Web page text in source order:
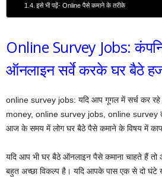
इसे भी पढ़ें- Online पैसे कमाने के तरीके
Online Survey Jobs:
ऑनलाइन सर्वे करके घर बैठे
online survey jobs: यदि आप गूगल में सर्च कर
money, online survey jobs, online survey
आज के समय में लोग घर बैठे पैसे कमाने के विषय में
यदि आप भी घर बैठे ऑनलाइन पैसे कमाना चाहते हैं
बहुत अच्छा विकल्प है। यदि आपके पास एक से दो घंटे